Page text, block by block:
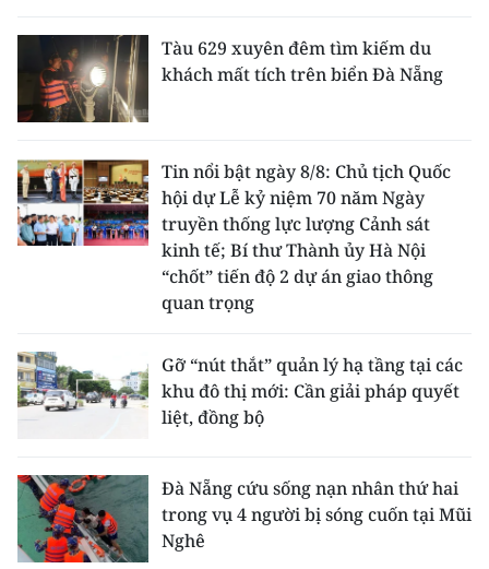
Tàu 629 xuyên đêm tìm kiếm du
khách mất tích trên biển Đà Nẵng
Tin nổi bật ngày 8/8: Chủ tịch Quốc
hội dự Lễ kỷ niệm 70 năm Ngày
truyền thống lực lượng Cảnh sát
kinh tế; Bí thư Thành ủy Hà Nội
“chốt” tiến độ 2 dự án giao thông
quan trọng
Gỡ “nút thắt” quản lý hạ tầng tại các
khu đô thị mới: Cần giải pháp quyết
liệt, đồng bộ
Đà Nẵng cứu sống nạn nhân thứ hai
trong vụ 4 người bị sóng cuốn tại Mũi
Nghê